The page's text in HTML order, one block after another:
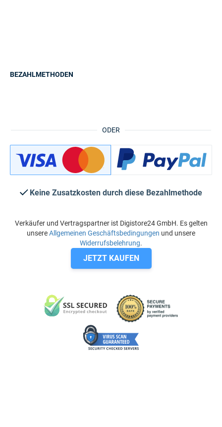
ODER
BEZAHLMETHODEN
Keine Zusatzkosten durch diese Bezahlmethode
Verkäufer und Vertragspartner ist Digistore24 GmbH. Es gelten
unsereAllgemeinen Geschäftsbedingungen und unsere
Widerrufsbelehrung.
JETZT KAUFEN